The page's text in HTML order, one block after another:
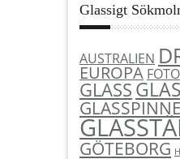
Glassigt
AUSTRALIEN
EUROPA
GLASS
GÖTEBORG